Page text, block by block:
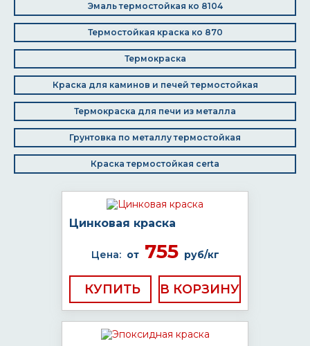
Эмаль термостойкая ко 8104
Термостойкая краска ко 870
Термокраска
Краска для каминов и печей термостойкая
Термокраска для печи из металла
Грунтовка по металлу термостойкая
Краска термостойкая certa
Цинковая краска
Цена: от755 руб/кг
КУПИТЬ